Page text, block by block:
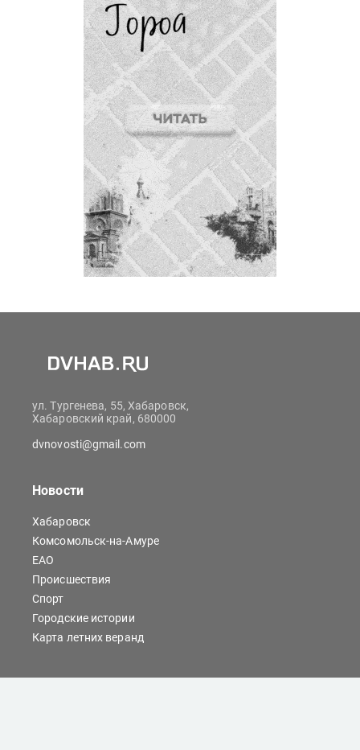
ул. Тургенева, 55, Хабаровск,
Хабаровский край, 680000
dvnovosti@gmail.com
Новости
Хабаровск
Комсомольск-на-Амуре
ЕАО
Происшествия
Спорт
Городские истории
Карта летних веранд